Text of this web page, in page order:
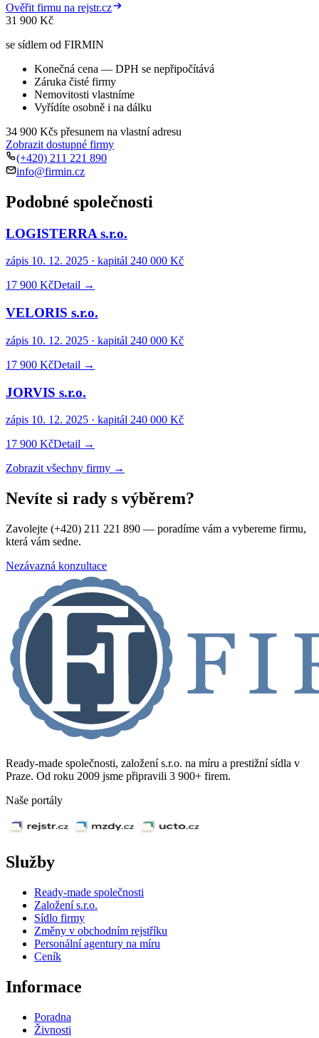
Ověřit firmu na rejstr.cz
31 900 Kč
se sídlem od FIRMIN
Konečná cena — DPH se nepřipočítává
Záruka čisté firmy
Nemovitosti vlastníme
Vyřídíte osobně i na dálku
34 900 Kčs přesunem na vlastní adresu
Zobrazit dostupné firmy
(+420) 211 221 890
info@firmin.cz
Podobné společnosti
LOGISTERRA s.r.o.
zápis 10. 12. 2025 · kapitál 240 000 Kč
17 900 KčDetail →
VELORIS s.r.o.
zápis 10. 12. 2025 · kapitál 240 000 Kč
17 900 KčDetail →
JORVIS s.r.o.
zápis 10. 12. 2025 · kapitál 240 000 Kč
17 900 KčDetail →
Zobrazit všechny firmy →
Nevíte si rady s výběrem?
Zavolejte (+420) 211 221 890 — poradíme vám a vybereme firmu,
která vám sedne.
Nezávazná konzultace
Ready-made společnosti, založení s.r.o. na míru a prestižní sídla v
Praze. Od roku 2009 jsme připravili 3 900+ firem.
Naše portály
Služby
Ready-made společnosti
Založení s.r.o.
Sídlo firmy
Změny v obchodním rejstříku
Personální agentury na míru
Ceník
Informace
Poradna
Živnosti